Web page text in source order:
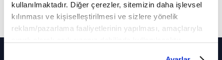
kullanılmaktadır. Diğer çerezler, sitemizin daha işlevsel
kılınması ve kişiselleştirilmesi ve sizlere yönelik
reklam/pazarlama faaliyetlerinin yapılması, amaçlarıyla
akranlarıyla paylaşıyor.